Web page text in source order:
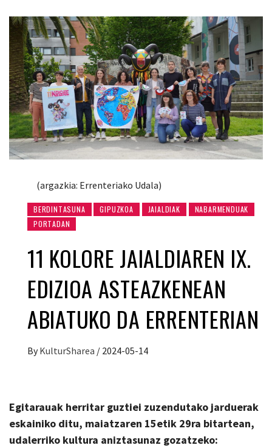
(argazkia: Errenteriako Udala)
BERDINTASUNA GIPUZKOA JAIALDIAK
NABARMENDUAK
PORTADAN
11 KOLORE JAIALDIAREN IX.
EDIZIOA ASTEAZKENEAN
ABIATUKO DA ERRENTERIAN
By KulturSharea / 2024-05-14
Egitarauak herritar guztiei zuzendutako jarduerak
eskainiko ditu, maiatzaren 15etik 29ra bitartean,
udalerriko kultura aniztasunaz gozatzeko: